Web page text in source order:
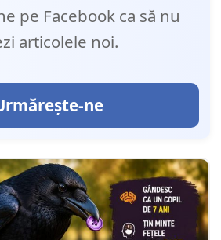
pe Facebook ca să nu
articolele noi.
ne